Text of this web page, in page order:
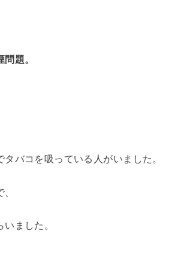
題。
バコを吸っている人がいました。
ました。